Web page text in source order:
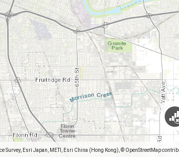
Survey, Esri Japan, METI, Esri China (Hong Kong), © OpenStreetMap